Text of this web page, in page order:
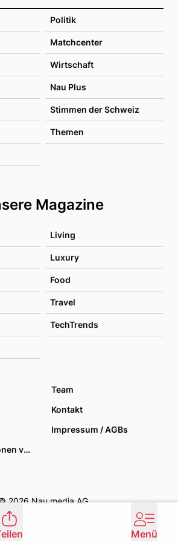
Politik
Matchcenter
Wirtschaft
Nau Plus
Stimmen der Schweiz
Themen
Magazine
Living
Luxury
Food
Travel
TechTrends
Team
Kontakt
Impressum / AGBs
Datenschutzoptionen verwalten
2026 Nau media AG
Menü